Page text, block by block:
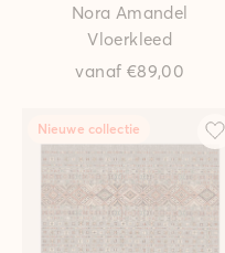
Nora Amandel
Vloerkleed
vanaf €89,00
Nieuwe collectie